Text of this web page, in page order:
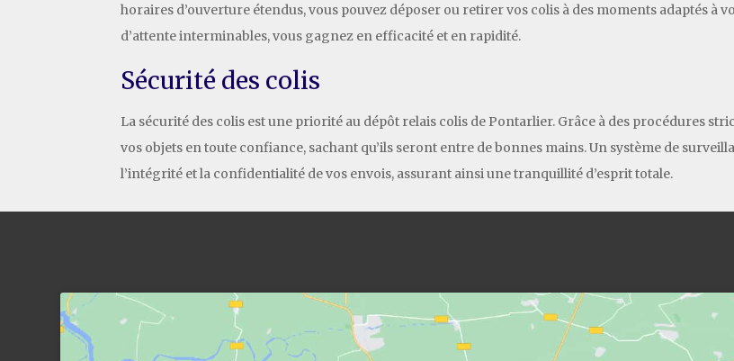
horaires d’ouverture étendus, vous pouvez déposer ou retirer vos colis à des moments adaptés à
d’attente interminables, vous gagnez en efficacité et en rapidité.
Sécurité des colis
La sécurité des colis est une priorité au dépôt relais colis de Pontarlier. Grâce à des procédures
vos objets en toute confiance, sachant qu’ils seront entre de bonnes mains. Un système de
l’intégrité et la confidentialité de vos envois, assurant ainsi une tranquillité d’esprit totale.